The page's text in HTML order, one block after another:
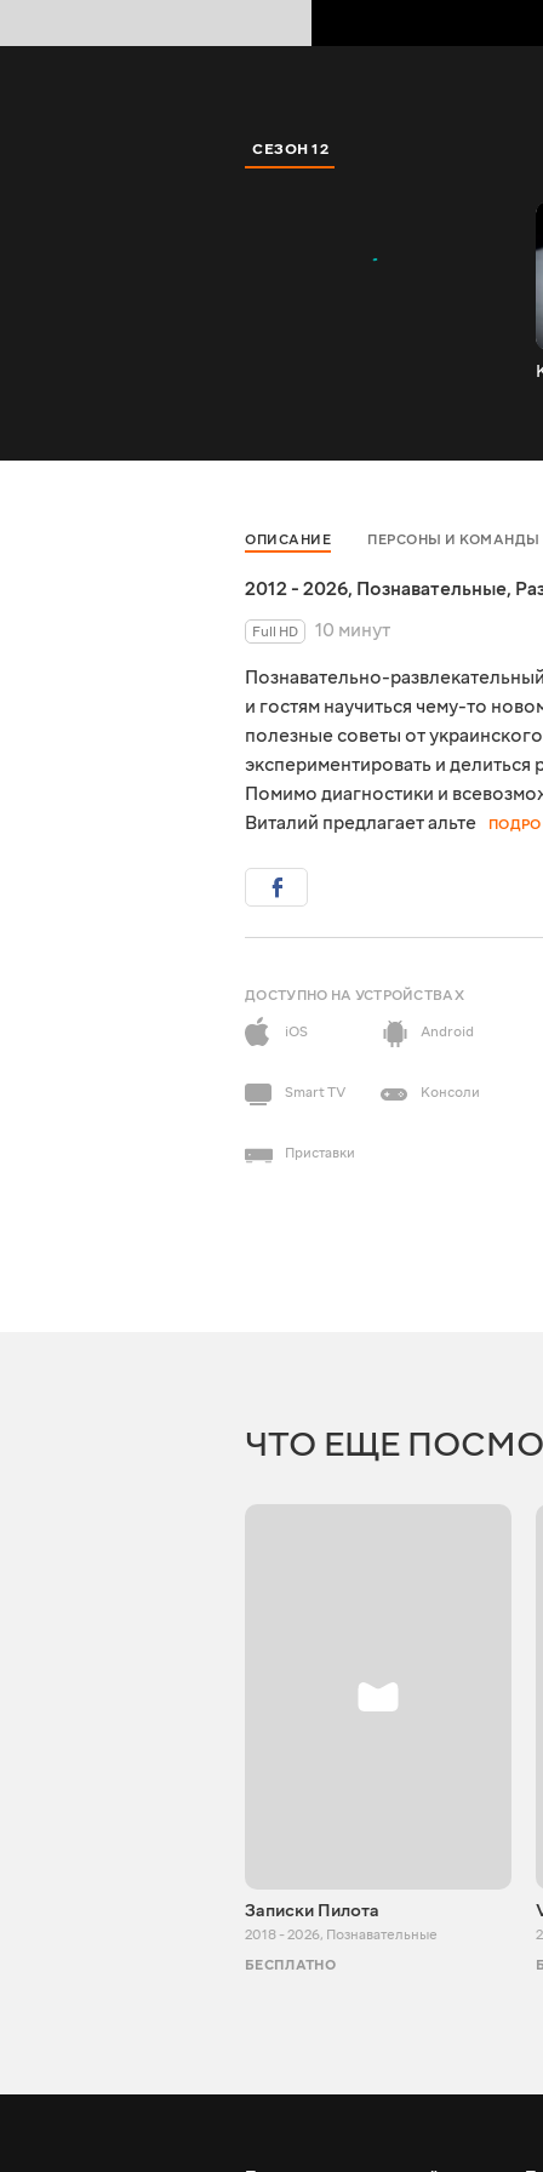
СЕЗОН 12
ОПИСАНИЕ ПЕРСОНЫ И КОМАНДЫ
2012 - 2026, Познавательные,
Full HD
10 минут
Познавательно-
и гостям научиться чему-то
полезные советы от
экспериментировать и
Помимо диагностики и
Виталий предлагает альте
ДОСТУПНО НА УСТРОЙСТВАХ
iOS
Android
Smart TV Консоли
Приставки
ЧТО ЕЩЕ
Записки Пилота
2018 - 2026, Познавательные
БЕСПЛАТНО